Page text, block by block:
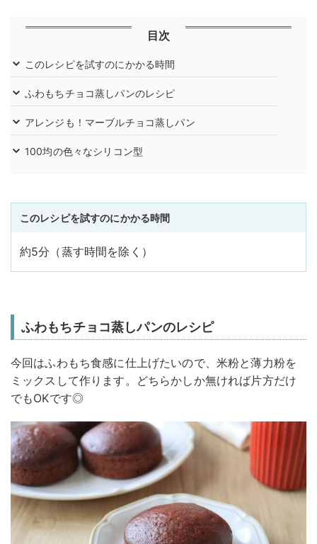
目次
このレシピを試すのにかかる時間
ふわもちチョコ蒸しパンのレシピ
アレンジも！マーブルチョコ蒸しパン
100均の色々なシリコン型
このレシピを試すのにかかる時間
約5分（蒸す時間を除く）
ふわもちチョコ蒸しパンのレシピ
今回はふわもち食感に仕上げたいので、米粉と薄力粉を
ミックスして作ります。どちらかしか無ければ片方だけ
でもOKです◎